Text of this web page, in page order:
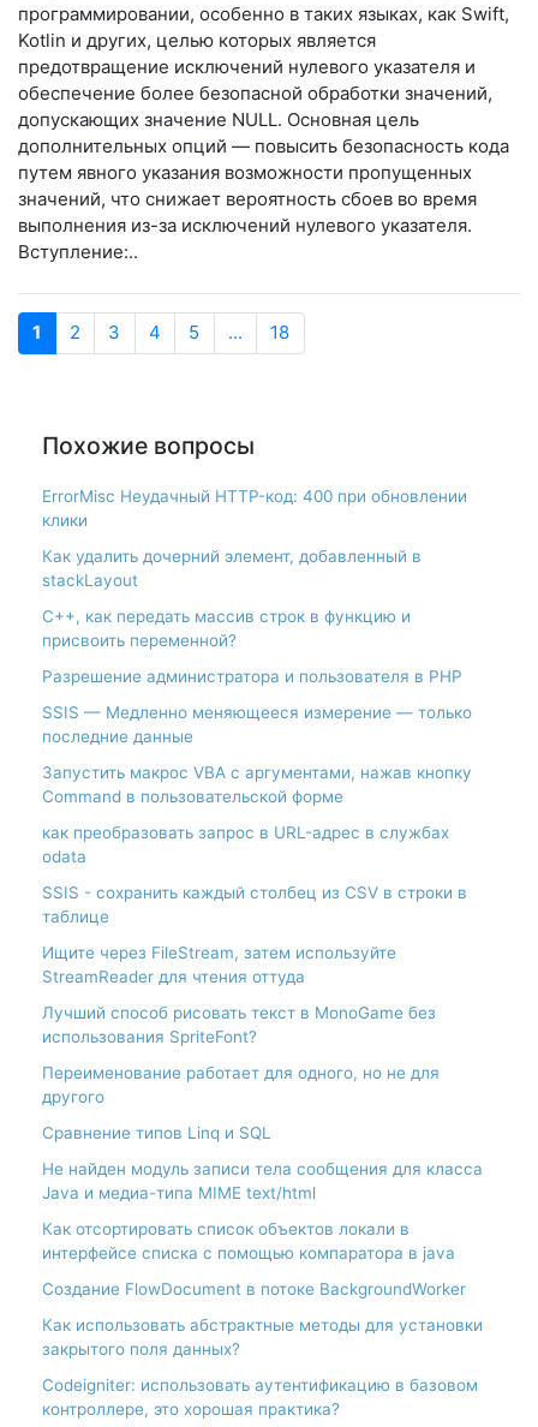
программировании, особенно в таких языках, как Swift,
Kotlin и других, целью которых является
предотвращение исключений нулевого указателя и
обеспечение более безопасной обработки значений,
допускающих значение NULL. Основная цель
дополнительных опций — повысить безопасность кода
путем явного указания возможности пропущенных
значений, что снижает вероятность сбоев во время
выполнения из-за исключений нулевого указателя.
Вступление:..
1 2 3 4 5 ... 18
Похожие вопросы
ErrorMisc Неудачный HTTP-код: 400 при обновлении
клики
Как удалить дочерний элемент, добавленный в
stackLayout
С++, как передать массив строк в функцию и
присвоить переменной?
Разрешение администратора и пользователя в PHP
SSIS — Медленно меняющееся измерение — только
последние данные
Запустить макрос VBA с аргументами, нажав кнопку
Command в пользовательской форме
как преобразовать запрос в URL-адрес в службах
odata
SSIS - сохранить каждый столбец из CSV в строки в
таблице
Ищите через FileStream, затем используйте
StreamReader для чтения оттуда
Лучший способ рисовать текст в MonoGame без
использования SpriteFont?
Переименование работает для одного, но не для
другого
Сравнение типов Linq и SQL
Не найден модуль записи тела сообщения для класса
Java и медиа-типа MIME text/html
Как отсортировать список объектов локали в
интерфейсе списка с помощью компаратора в java
Создание FlowDocument в потоке BackgroundWorker
Как использовать абстрактные методы для установки
закрытого поля данных?
Codeigniter: использовать аутентификацию в базовом
контроллере, это хорошая практика?